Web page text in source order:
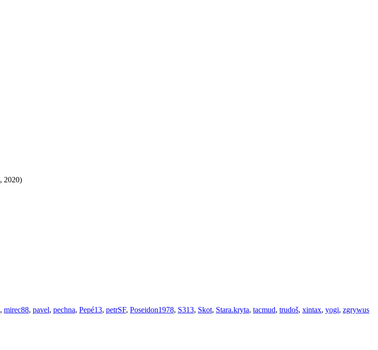
, 2020)
, mirec88, pavel, pechna, Pepé13, petrSF, Poseidon1978, S313, Skot, Stara.kryta, tacmud, trudoš, xintax, yogi, zgrywus